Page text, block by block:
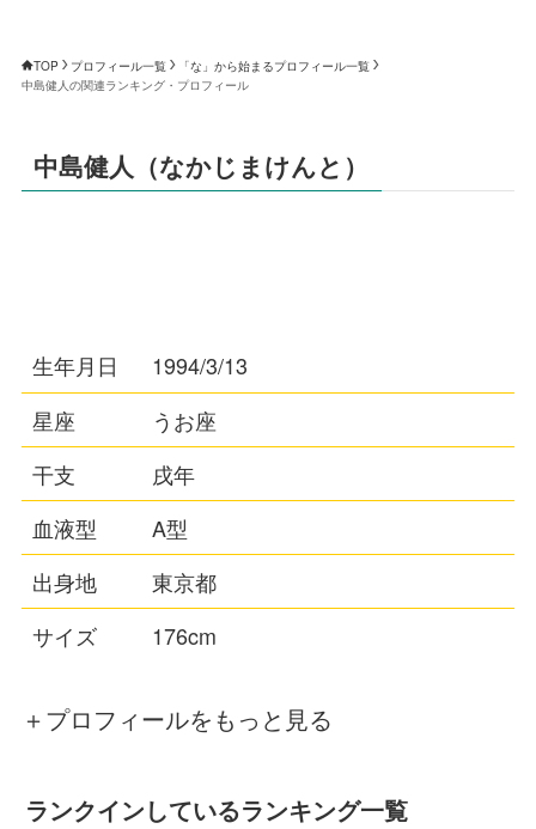
TOP プロフィール一覧
「な」から始まるプロフィール一覧
中島健人の関連ランキング・プロフィール
中島健人（なかじまけんと）
生年月日
1994/3/13
星座
うお座
干支
戌年
血液型
A型
出身地
東京都
サイズ
176cm
＋プロフィールをもっと見る
ランクインしているランキング一覧